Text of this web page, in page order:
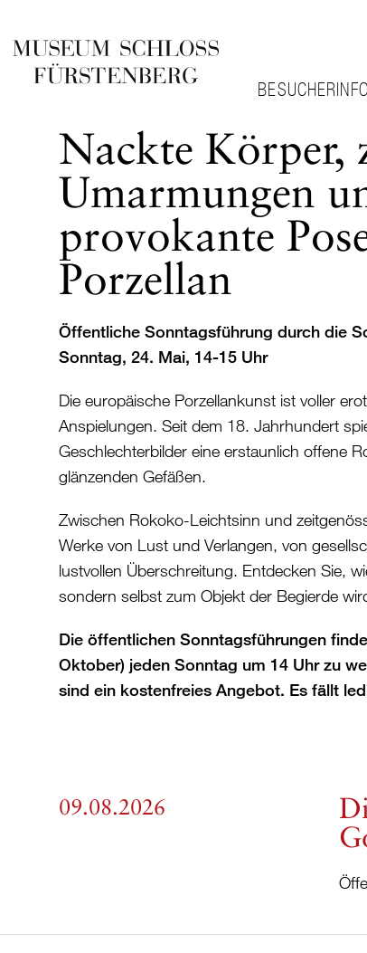
BESUCHERINFO
Nackte Körper,
Umarmungen
provokante
Porzellan
Öffentliche Sonntagsführung durch die
Sonntag, 24. Mai, 14-15 Uhr
Die europäische Porzellankunst ist voller
Anspielungen. Seit dem 18. Jahrhundert
Geschlechterbilder eine erstaunlich offene
glänzenden Gefäßen.
Zwischen Rokoko-Leichtsinn und
Werke von Lust und Verlangen, von
lustvollen Überschreitung. Entdecken Sie,
sondern selbst zum Objekt der Begierde
Die öffentlichen Sonntagsführungen
Oktober) jeden Sonntag um 14 Uhr zu
sind ein kostenfreies Angebot. Es fällt
09.08.2026